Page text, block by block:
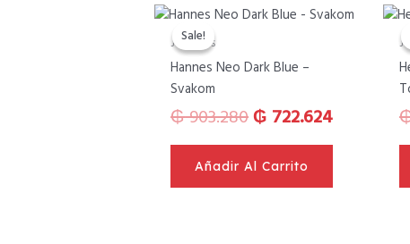
Sale!
Sale!
Juguetes
Hannes Neo Dark Blue –
Svakom
₲903.280
El
original
₲ 903.280.
₲ 722.624
El
₲
Añadir Al Carrito